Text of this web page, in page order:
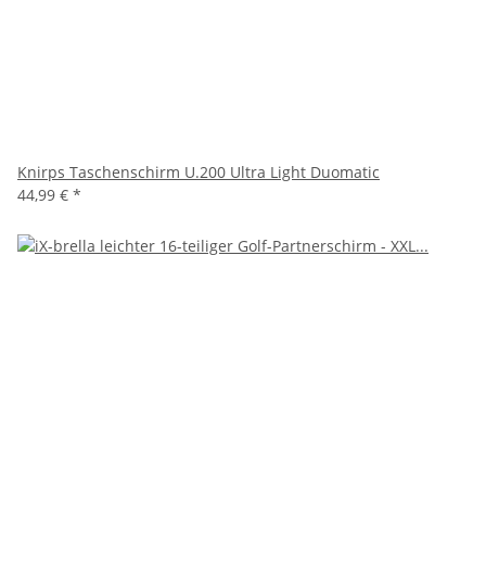
Knirps Taschenschirm U.200 Ultra Light Duomatic
44,99 € *